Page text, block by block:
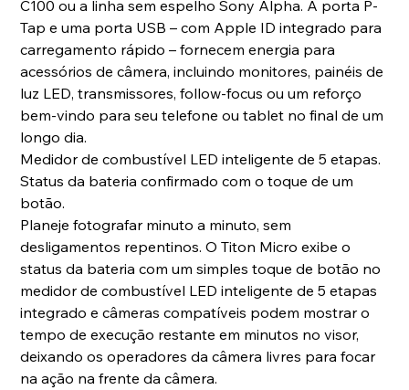
C100 ou a linha sem espelho Sony Alpha. A porta P-
Tap e uma porta USB – com Apple ID integrado para
carregamento rápido – fornecem energia para
acessórios de câmera, incluindo monitores, painéis de
luz LED, transmissores, follow-focus ou um reforço
bem-vindo para seu telefone ou tablet no final de um
longo dia.
Medidor de combustível LED inteligente de 5 etapas.
Status da bateria confirmado com o toque de um
botão.
Planeje fotografar minuto a minuto, sem
desligamentos repentinos. O Titon Micro exibe o
status da bateria com um simples toque de botão no
medidor de combustível LED inteligente de 5 etapas
integrado e câmeras compatíveis podem mostrar o
tempo de execução restante em minutos no visor,
deixando os operadores da câmera livres para focar
na ação na frente da câmera.